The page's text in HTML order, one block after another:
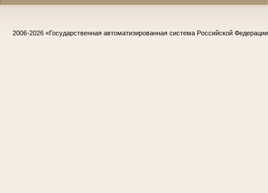
2006-2026 «Государственная автоматизированная система Российской